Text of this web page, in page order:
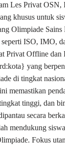
Les Privat
khusus untuk
Olimpiade
ISO, IMO,
Privat Offline dan
yang
di tingkat
memastikan
tinggi, dan
secara
mendukung
Fokus